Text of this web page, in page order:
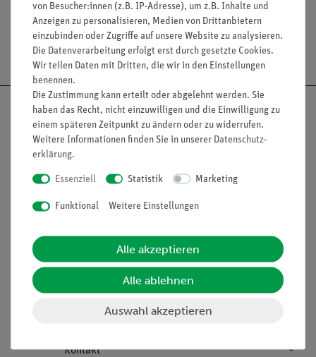
Versandkostenfrei ab 300,- €
Informationen
Unternehmen
Projekte und Lösungen
Kontakt
Übersicht Service
Beratung & Showroom
Inventarisierungs- &
von Besucher:innen (z.B. IP-Adresse), um z.B. Inhalte und
Anzeigen zu personalisieren, Medien von Drittanbietern
einzubinden oder Zugriffe auf unsere Website zu analysieren.
Die Datenverarbeitung erfolgt erst durch gesetzte Cookies.
Wir teilen Daten mit Dritten, die wir in den Einstellungen
benennen.
Die Zustimmung kann erteilt oder abgelehnt werden. Sie
haben das Recht, nicht einzuwilligen und die Einwilligung zu
einem späteren Zeitpunkt zu ändern oder zu widerrufen.
Weitere Informationen finden Sie in unserer Daten­schutz­
erklärung.
Essenziell Statistik Marketing
Funktional Weitere Einstellungen
Alle akzeptieren
Alle ablehnen
Auswahl akzeptieren